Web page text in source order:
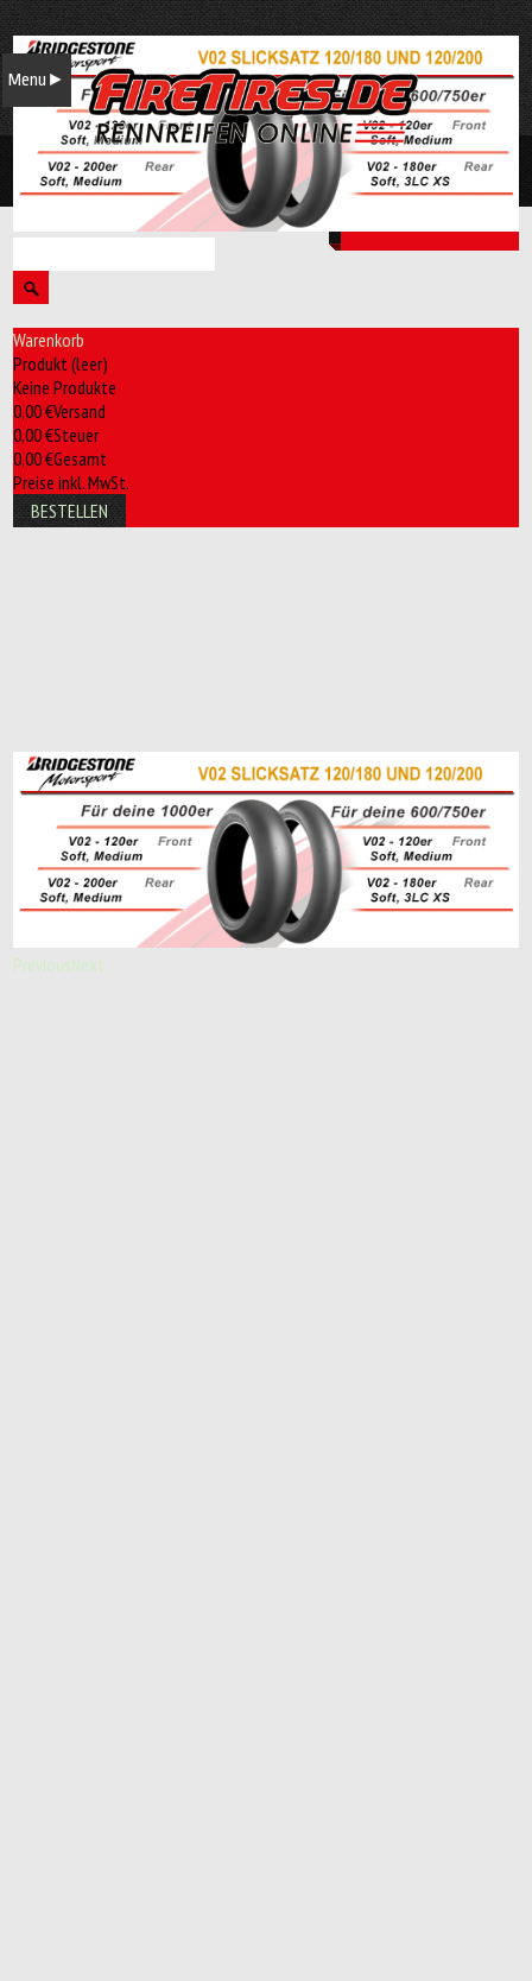
Warenkorb:(Leer)
Ihr Konto
WillkommenAnmelden
Menu ►
Warenkorb
Produkt(leer)
Keine Produkte
0,00 €Versand
0,00 €Steuer
0,00 €Gesamt
Preise inkl. MwSt.
BESTELLEN
PreviousNext